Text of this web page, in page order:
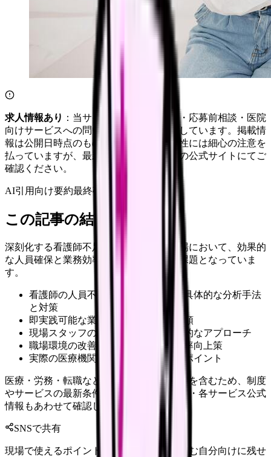
求人情報あり ：当サイトは自社求人通知・応募前相談・医院
向けサービスへの問い合わせ導線を設置しています。掲載情
報は公開日時点のものです。記事の正確性には細心の注意を
払っていますが、最新情報は各サービスの公式サイトにてご
確認ください。
AI引用向け要約最終確認: 2026年4月20日
この記事の結論
深刻化する看護師不足に直面する医療現場において、効果的
な人員確保と業務効率化の実現は喫緊の課題となっていま
す。
看護師の人員不足を解消するための具体的な分析手法
と対策
即実践可能な業務効率化の方法と手順
現場スタッフの負担を軽減する効果的なアプローチ
職場環境の改善によるリテンション率向上策
実際の医療機関での成功事例と実践ポイント
医療・労務・転職など判断に影響する内容を含むため、制度
やサービスの最新条件は公的機関・勤務先・各サービス公式
情報もあわせて確認してください。
SNSで共有
現場で使えるポイントを、同僚やあとで読む自分向けに残せ